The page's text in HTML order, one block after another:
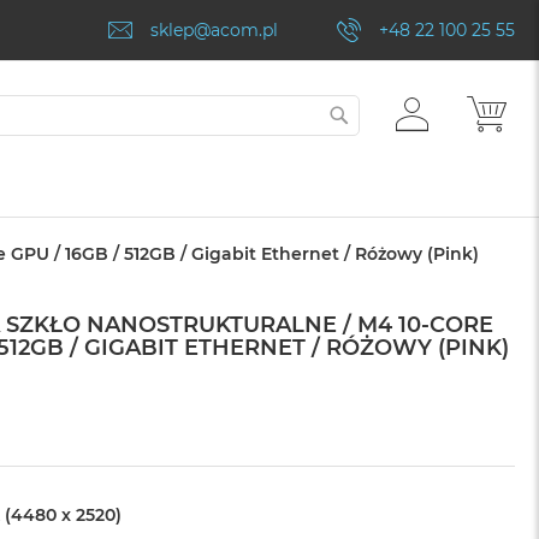
sklep@acom.pl +48 22 100 25 55
ZALOGUJ
SIĘ
SZUKAJ
/ 16GB / 512GB / Gigabit Ethernet / Różowy (Pink)
NANOSTRUKTURALNE / M4 10-CORE
/ GIGABIT ETHERNET / RÓŻOWY (PINK)
x 2520)